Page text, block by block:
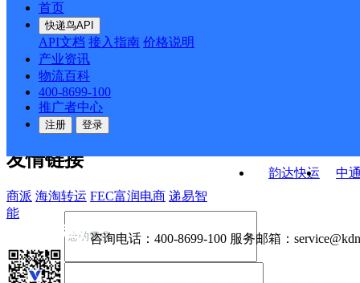
首页
快递鸟API
API文档 接入指南 价格说明
产业资讯
物流百科
400-8699-100
推广者中心
注册 登录
韵达快运
中
API接口 DEMO下载
关于我们
公司介绍 企业动态
合作伙伴 快递鸟接口服务协议
户隐私政策
友情链接
商派 海淘转运 FEC富润电商 递易智
能
咨询电话： 400-8699-100 服务邮箱：